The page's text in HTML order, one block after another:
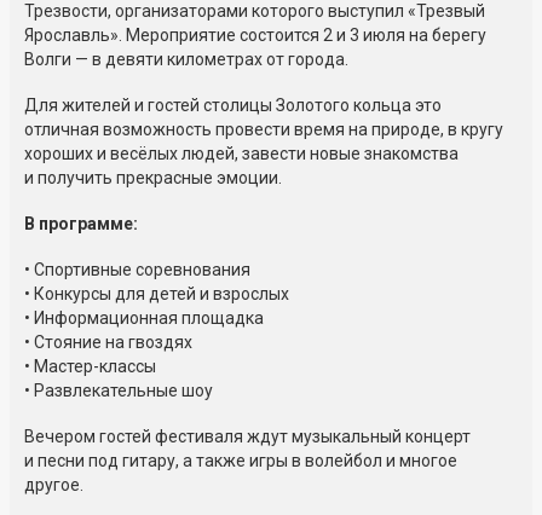
Трезвости, организаторами которого выступил «Трезвый
Ярославль». Мероприятие состоится 2 и 3 июля на берегу
Волги — в девяти километрах от города.
Для жителей и гостей столицы Золотого кольца это
отличная возможность провести время на природе, в кругу
хороших и весёлых людей, завести новые знакомства
и получить прекрасные эмоции.
В программе:
• Спортивные соревнования
• Конкурсы для детей и взрослых
• Информационная площадка
• Стояние на гвоздях
• Мастер-классы
• Развлекательные шоу
Вечером гостей фестиваля ждут музыкальный концерт
и песни под гитару, а также игры в волейбол и многое
другое.